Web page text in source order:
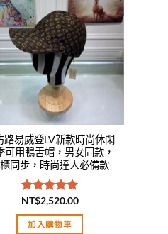
Add to
wishlist
路易威登LV新款時尚休閑
可用鴨舌帽，男女同款，
同步，時尚達人必備款
評分5.00
滿分 5
NT$2,520.00
加入購物車